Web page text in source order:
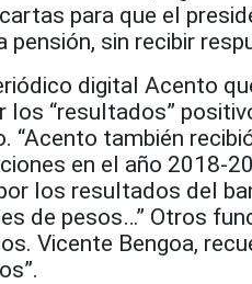
para que el
pensión, sin recibir
digital Acento
los “resultados”
“Acento también
en el año 2018-
los resultados del
de pesos…” Otros
Vicente Bengoa,